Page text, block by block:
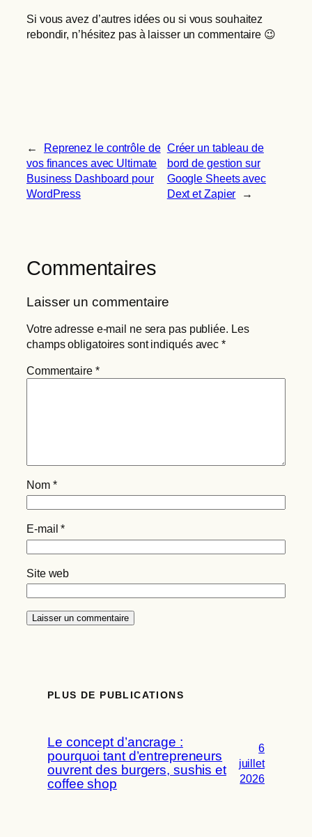
Si vous avez d’autres idées ou si vous souhaitez
rebondir, n’hésitez pas à laisser un commentaire 😉
←
Reprenez le contrôle de
vos finances avec Ultimate
Business Dashboard pour
WordPress
Créer un tableau de
bord de gestion sur
Google Sheets avec
Dext et Zapier
→
Commentaires
Laisser un commentaire
Votre adresse e-mail ne sera pas publiée. Les
champs obligatoires sont indiqués avec*
Commentaire *
Nom *
E-mail*
Site web
PLUS DE PUBLICATIONS
Le concept d’ancrage :
pourquoi tant d’entrepreneurs
ouvrent des burgers, sushis et
coffee shop
6
juillet
2026